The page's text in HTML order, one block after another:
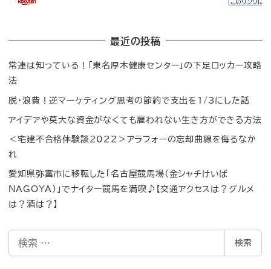
最近の投稿
常連は知っている！「東名厚木健康センター」の下足ロッカー攻略
法
脱・浪費！逆マーケティング思考の節約で支出を1/3にした話
アイデアや莫大な資金がなくても雇われない生き方ができる方法
＜宅建不合格体験談2022＞アラフォーの忘却曲線を侮るなか
れ
愛知県弥富市に移転した「名古屋競馬場（金シャチけいば
NAGOYA）」でナイター競馬を満喫♪【交通アクセスは？グルメ
は？酒は？】
検索